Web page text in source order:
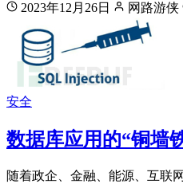
2023年12月26日 网路游侠
安全
数据库应用的“铜
随着政企、金融、能源、互联